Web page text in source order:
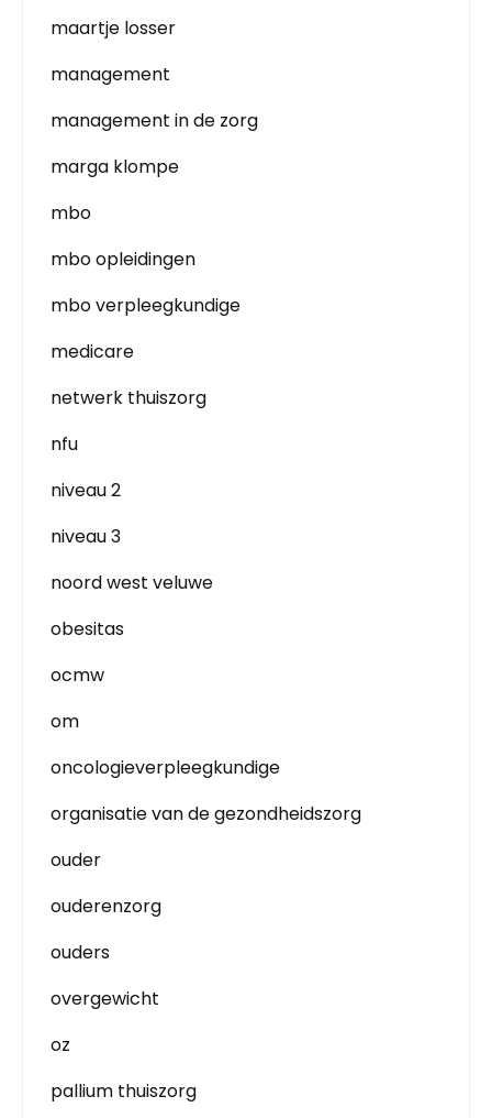
maartje losser
management
management in de zorg
marga klompe
mbo
mbo opleidingen
mbo verpleegkundige
medicare
netwerk thuiszorg
nfu
niveau 2
niveau 3
noord west veluwe
obesitas
ocmw
om
oncologieverpleegkundige
organisatie van de gezondheidszorg
ouder
ouderenzorg
ouders
overgewicht
oz
pallium thuiszorg